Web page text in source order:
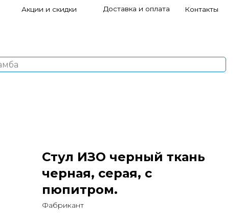
Контакты
Доставка и оплата
Акции и скидки
Стул ИЗО черный ткань
черная, серая, с
пюпитром.
Фабрикант